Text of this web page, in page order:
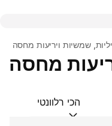
שמשיות ויריעות מחסה
מחסה
מיין לפי:(optional)